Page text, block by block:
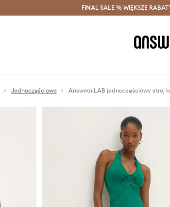
Oszczędzaj z Answear Club >
FINAL SALE % WIĘKSZE
Jednoczęściowe Answear.LAB jednoczęściowy strój